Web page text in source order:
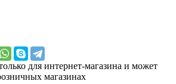
для интернет-магазина и может
магазинах